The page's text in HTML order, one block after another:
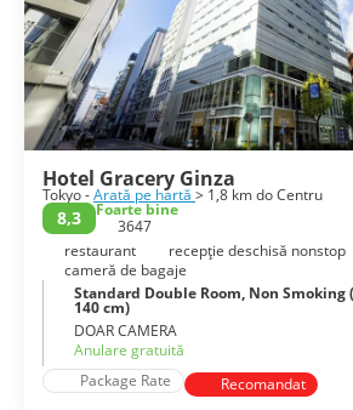
Hotel Gracery Ginza
Tokyo -Arată pe hartă > 1,8 km do Centru
8,3
Foarte bine
3647
restaurant
recepţie deschisă nonstop
cameră de bagaje
Standard Double Room, Non
140 cm)
DOAR CAMERA
Anulare gratuită
Package Rate
Recomandat